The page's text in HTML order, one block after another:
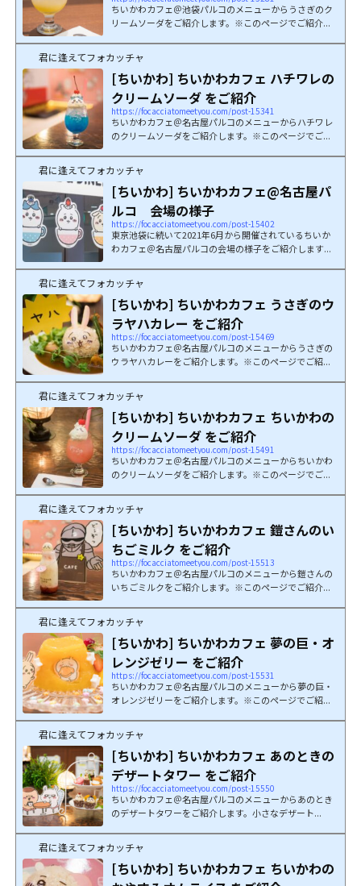
ちいかわカフェ＠池袋パルコのメニューからうさぎのク
リームソーダをご紹介します。※このページでご紹介...
君に逢えてフォカッチャ
[ちいかわ] ちいかわカフェ ハチワレの
クリームソーダ をご紹介
https://focacciatomeetyou.com/post-15341
ちいかわカフェ＠名古屋パルコのメニューからハチワレ
のクリームソーダをご紹介します。※このページでご...
君に逢えてフォカッチャ
[ちいかわ] ちいかわカフェ@名古屋パ
ルコ 会場の様子
https://focacciatomeetyou.com/post-15402
東京池袋に続いて2021年6月から開催されているちいか
わカフェ＠名古屋パルコの会場の様子をご紹介します...
君に逢えてフォカッチャ
[ちいかわ] ちいかわカフェ うさぎのウ
ラヤハカレー をご紹介
https://focacciatomeetyou.com/post-15469
ちいかわカフェ＠名古屋パルコのメニューからうさぎの
ウラヤハカレーをご紹介します。※このページでご紹...
君に逢えてフォカッチャ
[ちいかわ] ちいかわカフェ ちいかわの
クリームソーダ をご紹介
https://focacciatomeetyou.com/post-15491
ちいかわカフェ＠名古屋パルコのメニューからちいかわ
のクリームソーダをご紹介します。※このページでご...
君に逢えてフォカッチャ
[ちいかわ] ちいかわカフェ 鎧さんのい
ちごミルク をご紹介
https://focacciatomeetyou.com/post-15513
ちいかわカフェ＠名古屋パルコのメニューから鎧さんの
いちごミルクをご紹介します。※このページでご紹介...
君に逢えてフォカッチャ
[ちいかわ] ちいかわカフェ 夢の巨・オ
レンジゼリー をご紹介
https://focacciatomeetyou.com/post-15531
ちいかわカフェ＠名古屋パルコのメニューから夢の巨・
オレンジゼリーをご紹介します。※このページでご紹...
君に逢えてフォカッチャ
[ちいかわ] ちいかわカフェ あのときの
デザートタワー をご紹介
https://focacciatomeetyou.com/post-15550
ちいかわカフェ＠名古屋パルコのメニューからあのとき
のデザートタワーをご紹介します。小さなデザート...
君に逢えてフォカッチャ
[ちいかわ] ちいかわカフェ ちいかわの